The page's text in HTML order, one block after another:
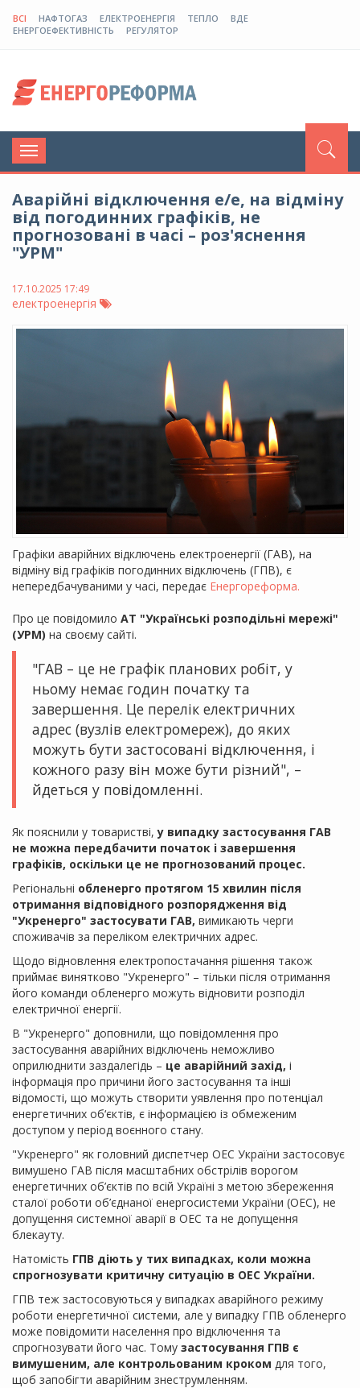
ВСІ НАФТОГАЗ ЕЛЕКТРОЕНЕРГІЯ ТЕПЛО
ВДЕ
ЕНЕРГОЕФЕКТИВНІСТЬ
РЕГУЛЯТОР
Toggle
navigation
Аварійні відключення е/е, на відміну
від погодинних графіків, не
прогнозовані в часі – роз'яснення
"УРМ"
17.10.2025 17:49
електроенергія
Графіки аварійних відключень електроенергії (ГАВ), на
відміну від графіків погодинних відключень (ГПВ), є
непередбачуваними у часі, передає Енергореформа.
Про це повідомило АТ "Українські розподільні мережі"
(УРМ) на своєму сайті.
"ГАВ – це не графік планових робіт, у
ньому немає годин початку та
завершення. Це перелік електричних
адрес (вузлів електромереж), до яких
можуть бути застосовані відключення, і
кожного разу він може бути різний", –
йдеться у повідомленні.
Як пояснили у товаристві,у випадку застосування ГАВ
не можна передбачити початок і завершення
графіків, оскільки це не прогнозований процес.
Регіональні обленерго протягом 15 хвилин після
отримання відповідного розпорядження від
"Укренерго" застосувати ГАВ, вимикають черги
споживачів за переліком електричних адрес.
Щодо відновлення електропостачання рішення також
приймає винятково "Укренерго" – тільки після отримання
його команди обленерго можуть відновити розподіл
електричної енергії.
В "Укренерго" доповнили, що повідомлення про
застосування аварійних відключень неможливо
оприлюднити заздалегідь – це аварійний захід, і
інформація про причини його застосування та інші
відомості, що можуть створити уявлення про потенціал
енергетичних об‘єктів, є інформацією із обмеженим
доступом у період воєнного стану.
"Укренерго" як головний диспетчер ОЕС України застосовує
вимушено ГАВ після масштабних обстрілів ворогом
енергетичних об’єктів по всій Україні з метою збереження
сталої роботи об’єднаної енергосистеми України (ОЕС), не
допущення системної аварії в ОЕС та не допущення
блекауту.
Натомість ГПВ діють у тих випадках, коли можна
спрогнозувати критичну ситуацію в ОЕС України.
ГПВ теж застосовуються у випадках аварійного режиму
роботи енергетичної системи, але у випадку ГПВ обленерго
може повідомити населення про відключення та
спрогнозувати його час. Тому застосування ГПВ є
вимушеним, але контрольованим кроком для того,
щоб запобігти аварійним знеструмленням.